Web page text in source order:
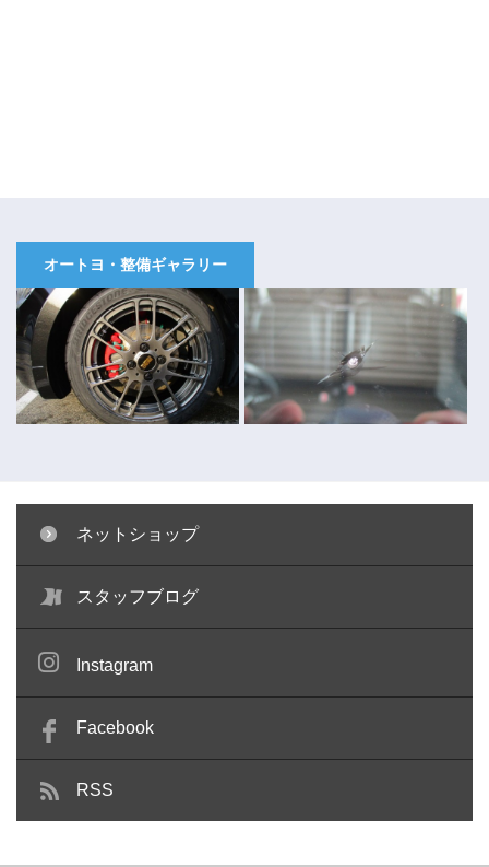
オートヨ・整備ギャラリー
キャリパー塗装 ～コペン～
ネットショップ
スタッフブログ
Instagram
Facebook
RSS